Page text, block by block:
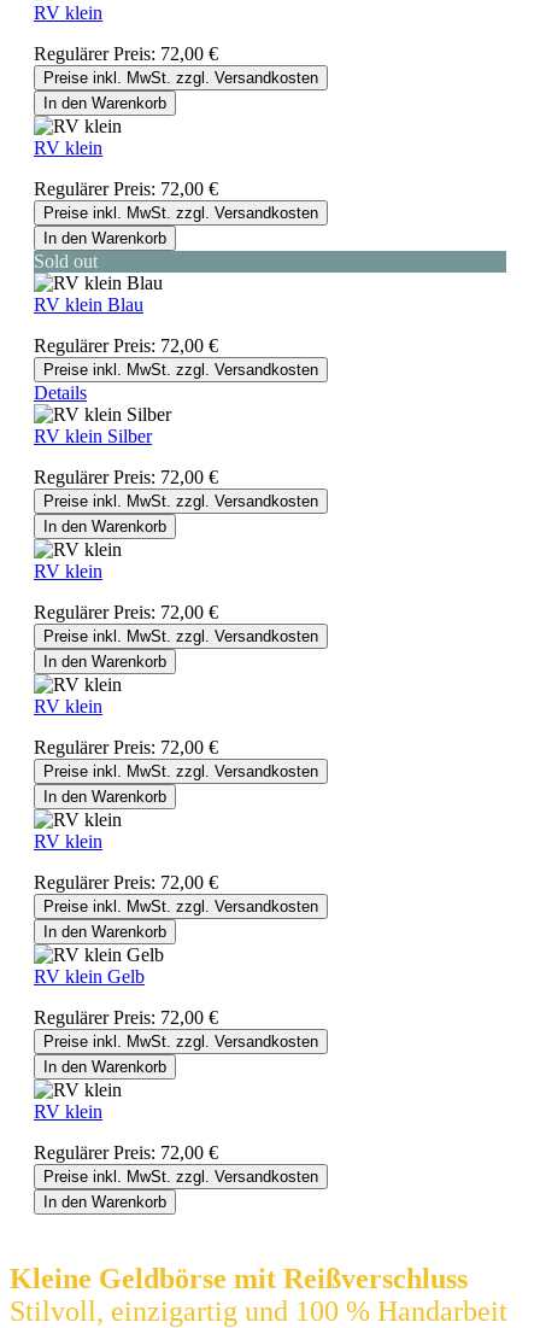
RV klein
Regulärer Preis: 72,00 €
Preise inkl. MwSt. zzgl. Versandkosten
In den Warenkorb
RV klein
Regulärer Preis: 72,00 €
Preise inkl. MwSt. zzgl. Versandkosten
In den Warenkorb
Sold out
RV klein Blau
Regulärer Preis: 72,00 €
Preise inkl. MwSt. zzgl. Versandkosten
Details
RV klein Silber
Regulärer Preis: 72,00 €
Preise inkl. MwSt. zzgl. Versandkosten
In den Warenkorb
RV klein
Regulärer Preis: 72,00 €
Preise inkl. MwSt. zzgl. Versandkosten
In den Warenkorb
RV klein
Regulärer Preis: 72,00 €
Preise inkl. MwSt. zzgl. Versandkosten
In den Warenkorb
RV klein
Regulärer Preis: 72,00 €
Preise inkl. MwSt. zzgl. Versandkosten
In den Warenkorb
RV klein Gelb
Regulärer Preis: 72,00 €
Preise inkl. MwSt. zzgl. Versandkosten
In den Warenkorb
RV klein
Regulärer Preis: 72,00 €
Preise inkl. MwSt. zzgl. Versandkosten
In den Warenkorb
Kleine Geldbörse mit Reißverschluss
Stilvoll, einzigartig und 100 % Handarbeit